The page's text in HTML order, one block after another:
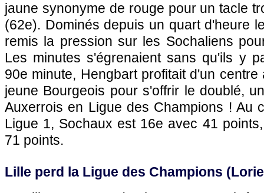
jaune synonyme de rouge pour un tacle
(62e). Dominés depuis un quart d'heure
remis la pression sur les Sochaliens
Les minutes s'égrenaient sans qu'ils y
90e minute, Hengbart profitait d'un
jeune Bourgeois pour s'offrir le doublé,
Auxerrois en Ligue des Champions ! Au
Ligue 1, Sochaux est 16e avec 41
71 points.
Lille perd la Ligue des Champions